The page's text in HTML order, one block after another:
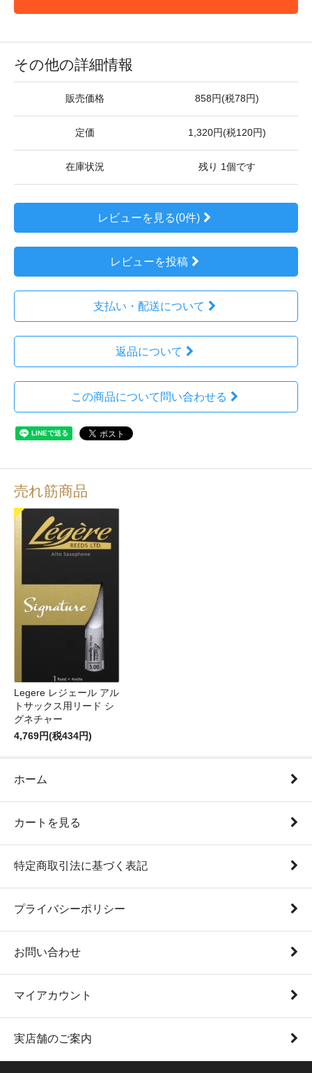
その他の詳細情報
販売価格 858円(税78円)
定価 1,320円(税120円)
在庫状況 残り 1個です
レビューを見る(0件)
レビューを投稿
支払い・配送について
返品について
この商品について問い合わせる
売れ筋商品
Legere レジェール アル
トサックス用リード シ
グネチャー
4,769円(税434円)
ホーム
カートを見る
特定商取引法に基づく表記
プライバシーポリシー
お問い合わせ
マイアカウント
実店舗のご案内